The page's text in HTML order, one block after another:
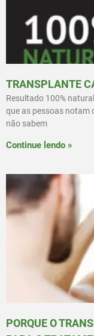
TRANSPLANTE
Resultado 100%
que as pessoas notam
não sabem
Continue lendo »
PORQUE O